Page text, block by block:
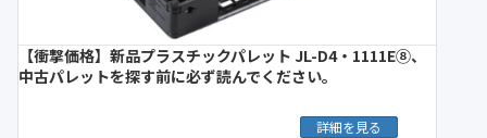
【衝撃価格】新品プラスチックパレット JL-D4・1111E⑧、
中古パレットを探す前に必ず読んでください。
詳細を見る